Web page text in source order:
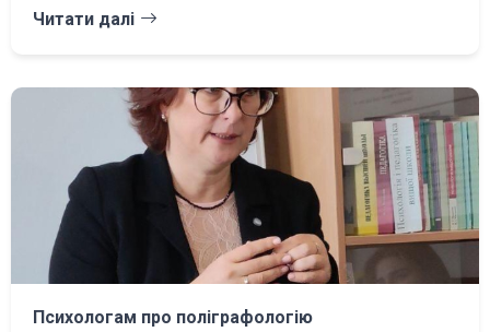
Читати далі
Психологам про поліграфологію